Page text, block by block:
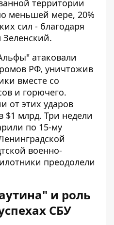
территории
меньшей мере, 20%
сил - благодаря
Зеленский.
атаковали
РФ, уничтожив
вместе со
и горючего.
от этих ударов
$1 млрд. Три недели
по 15-му
военно-
преодолели
и роль
СБУ